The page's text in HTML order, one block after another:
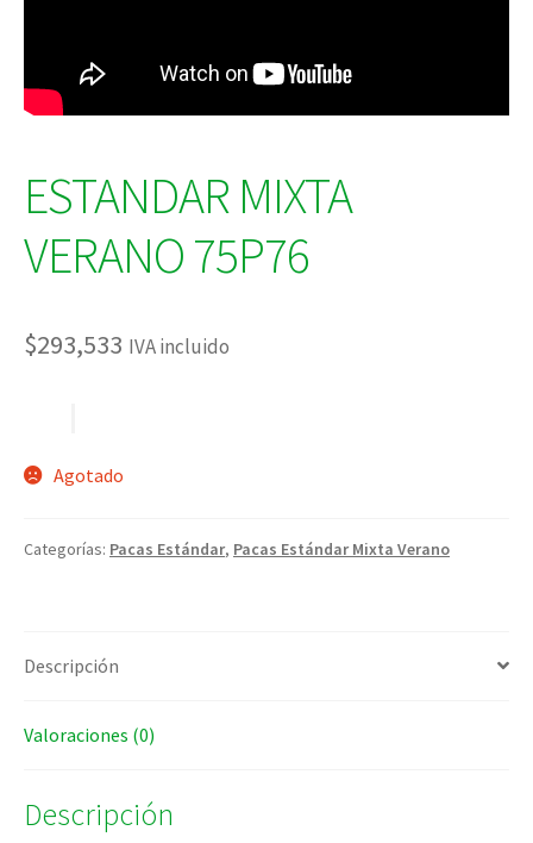
ESTANDAR MIXTA
VERANO 75P76
$293,533 IVA incluido
Agotado
Categorías: Pacas Estándar, Pacas Estándar Mixta Verano
Descripción
Valoraciones (0)
Descripción